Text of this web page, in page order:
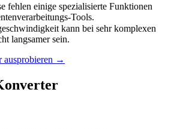
fehlen einige spezialisierte Funktionen
Tools.
kann bei sehr komplexen
langsamer sein.
→